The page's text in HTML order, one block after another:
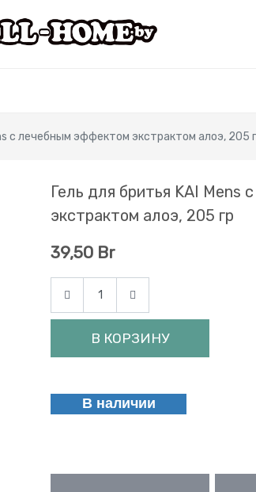
с лечебным эффектом экстрактом алоэ, 205
Гель для бритья KAI Mens
экстрактом алоэ, 205 гр
39,50 Br
В КОРЗИНУ
В наличии